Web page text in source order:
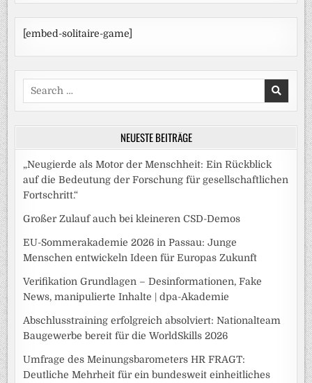
[embed-solitaire-game]
Search
for:
NEUESTE BEITRÄGE
„Neugierde als Motor der Menschheit: Ein Rückblick
auf die Bedeutung der Forschung für gesellschaftlichen
Fortschritt.“
Großer Zulauf auch bei kleineren CSD-Demos
EU-Sommerakademie 2026 in Passau: Junge
Menschen entwickeln Ideen für Europas Zukunft
Verifikation Grundlagen – Desinformationen, Fake
News, manipulierte Inhalte | dpa-Akademie
Abschlusstraining erfolgreich absolviert: Nationalteam
Baugewerbe bereit für die WorldSkills 2026
Umfrage des Meinungsbarometers HR FRAGT:
Deutliche Mehrheit für ein bundesweit einheitliches